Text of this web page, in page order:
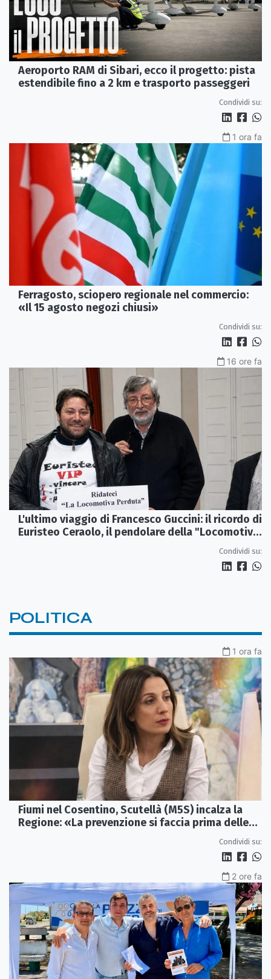
Aeroporto RAM di Sibari, ecco il progetto: pista
estendibile fino a 2 km e trasporto passeggeri
Condividi su:
1 ora fa
Ferragosto, sciopero regionale nel commercio:
«Il 15 agosto negozi chiusi»
Condividi su:
16 ore fa
L'ultimo viaggio di Francesco Guccini: il ricordo di
Euristeo Ceraolo, il pendolare della "Locomotiva
Condividi su:
POLITICA
1 ora fa
Fiumi nel Cosentino, Scutellà (M5S) incalza la
Regione: «La prevenzione si faccia prima delle
Condividi su:
2 ore fa